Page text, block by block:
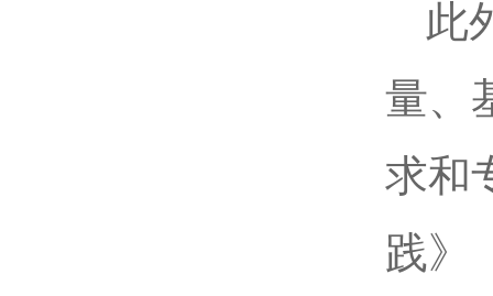
此
量、
求和
践》